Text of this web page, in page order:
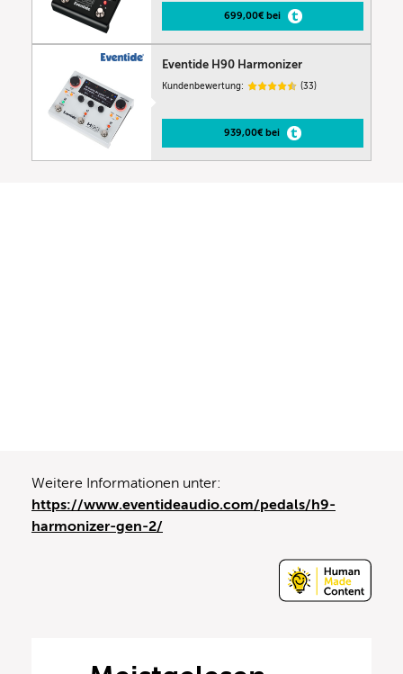
699,00€ bei
Eventide H90 Harmonizer
Kundenbewertung: (33)
939,00€ bei
Weitere Informationen unter:
https://www.eventideaudio.com/pedals/h9-
harmonizer-gen-2/